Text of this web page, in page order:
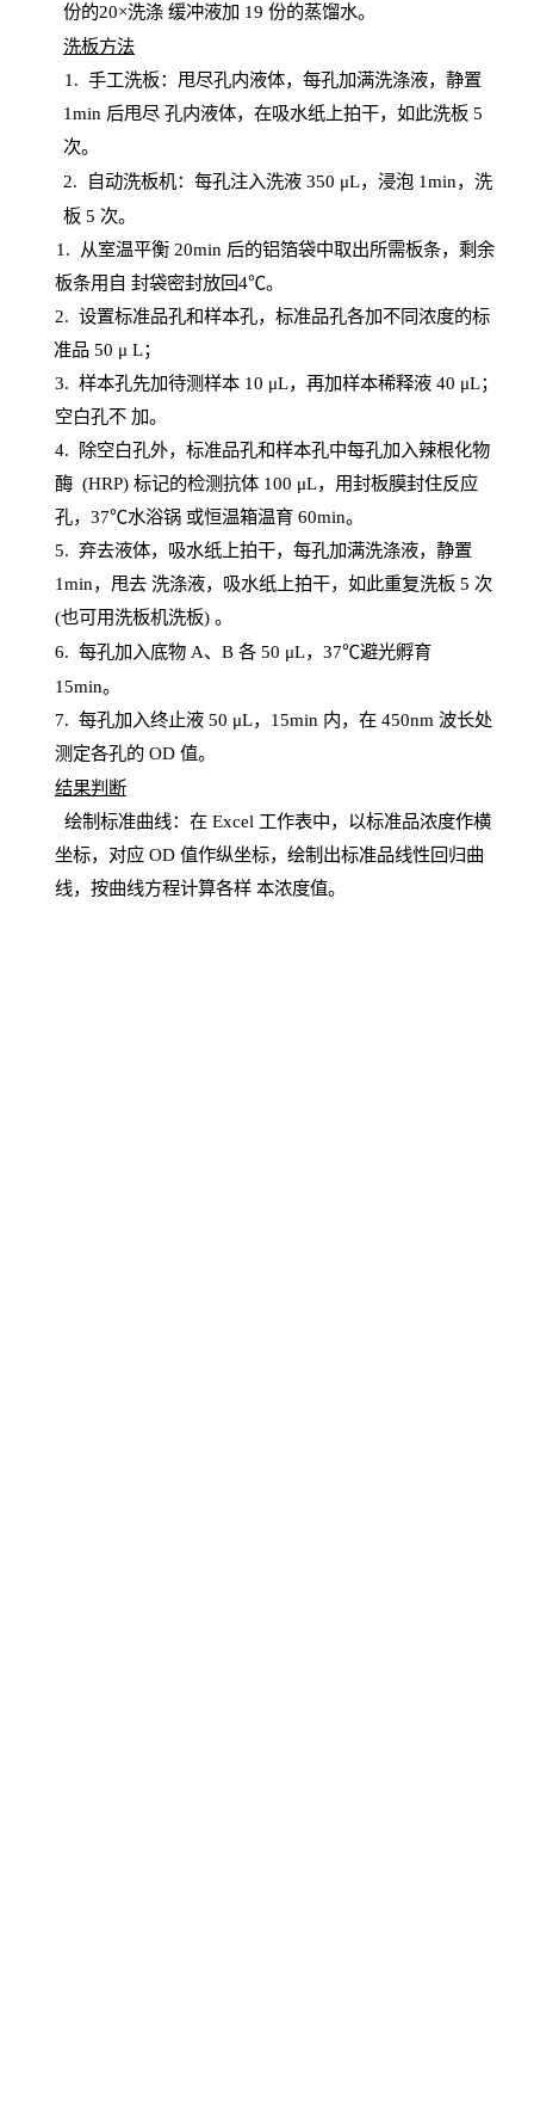
份的20×洗涤 缓冲液加 19 份的蒸馏水。
洗板方法
1. 手工洗板：甩尽孔内液体，每孔加满洗涤液，静置
1min 后甩尽 孔内液体，在吸水纸上拍干，如此洗板 5
次。
2.
自动洗板机：每孔注入洗液 350 μL，浸泡 1min，洗
板 5 次。
1 . 从室温平衡 20min 后的铝箔袋中取出所需板条，剩余
板条用自 封袋密封放回4℃。
2. 设置标准品孔和样本孔，标准品孔各加不同浓度的标
准品 50 μ L；
3. 样本孔先加待测样本 10 μL，再加样本稀释液 40 μL；
空白孔不 加。
4.
除空白孔外，标准品孔和样本孔中每孔加入辣根化物
酶 (HRP) 标记的检测抗体 100 μL，用封板膜封住反应
孔， 37℃水浴锅 或恒温箱温育60min。
5. 弃去液体，吸水纸上拍干，每孔加满洗涤液，静置
1min，甩去 洗涤液，吸水纸上拍干，如此重复洗板 5 次
(也可用洗板机洗板) 。
6. 每孔加入底物A、B 各 50 μL，37℃避光孵育
15min。
7. 每孔加入终止液 50 μL， 15min 内，在450nm 波长处
测定各孔的 OD 值。
结果判断
绘制标准曲线：在 Excel 工作表中，以标准品浓度作横
坐标，对应OD 值作纵坐标，绘制出标准品线性回归曲
线，按曲线方程计算各样 本浓度值。